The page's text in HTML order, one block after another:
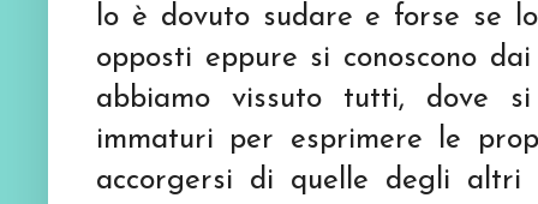
lo è dovuto sudare e forse se
opposti eppure si conoscono
abbiamo vissuto tutti, dove
immaturi per esprimere le
accorgersi di quelle degli altri